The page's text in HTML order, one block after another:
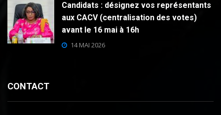
Candidats : désignez vos représentants
aux CACV (centralisation des votes)
avant le 16 mai à 16h
14 MAI 2026
CONTACT